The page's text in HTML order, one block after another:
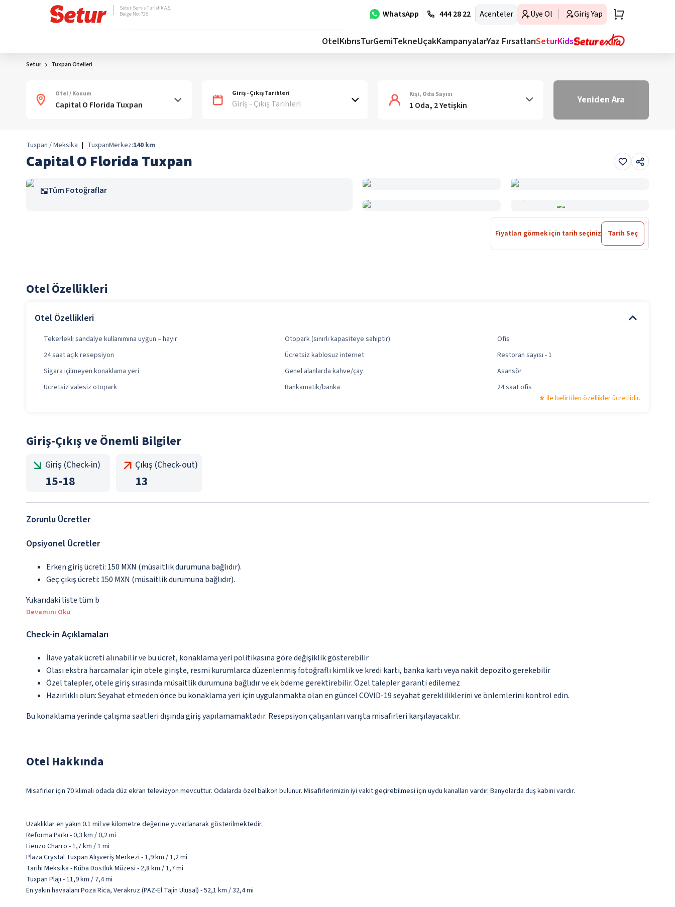
WhatsApp 444 28 22 Acenteler Üye Ol Giriş Yap
Setur Servis Turistik A.Ş.
Belge No: 728
OtelKıbrısTurGemiTekneUçakKampanyalarYaz FırsatlarıSeturKids
Setur Tuxpan Otelleri
Otel / Konum Giriş - Çıkış Tarihleri
Giriş - Çıkış Tarihleri
Kişi, Oda Sayısı
1 Oda, 2 Yetişkin Yeniden Ara
Tuxpan / Meksika | TuxpanMerkez:140 km
Capital O Florida Tuxpan
Tüm Fotoğraflar
Fiyatları görmek için tarih seçiniz Tarih Seç
Otel Özellikleri
Otel Özellikleri
Tekerlekli sandalye kullanımına uygun – hayır Otopark (sınırlı kapasiteye sahiptir)
Ofis
24 saat açık resepsiyon
Ücretsiz kablosuz internet
Restoran sayısı - 1
Sigara içilmeyen konaklama yeri
Genel alanlarda kahve/çay
Asansör
Ücretsiz valesiz otopark
Bankamatik/banka
24 saat ofis
ile belirtilen özellikler ücretlidir.
Giriş-Çıkış ve Önemli Bilgiler
Giriş (Check-in)
15-18
Çıkış (Check-out)
13
Zorunlu Ücretler
Opsiyonel Ücretler
Erken giriş ücreti: 150 MXN (müsaitlik durumuna bağlıdır).
Geç çıkış ücreti: 150 MXN (müsaitlik durumuna bağlıdır).
Yukarıdaki liste tüm b
Devamını Oku
Check-in Açıklamaları
İlave yatak ücreti alınabilir ve bu ücret, konaklama yeri politikasına göre değişiklik gösterebilir
Olası ekstra harcamalar için otele girişte, resmi kurumlarca düzenlenmiş fotoğraflı kimlik ve kredi kartı, banka kartı veya nakit depozito gerekebilir
Özel talepler, otele giriş sırasında müsaitlik durumuna bağlıdır ve ek ödeme gerektirebilir. Özel talepler garanti edilemez
Hazırlıklı olun: Seyahat etmeden önce bu konaklama yeri için uygulanmakta olan en güncel COVID-19 seyahat gerekliliklerini ve önlemlerini kontrol edin.
Bu konaklama yerinde çalışma saatleri dışında giriş yapılamamaktadır. Resepsiyon çalışanları varışta misafirleri karşılayacaktır.
Otel Hakkında
Misafirler için 70 klimalı odada düz ekran televizyon mevcuttur. Odalarda özel balkon bulunur. Misafirlerimizin iyi vakit geçirebilmesi için uydu kanalları vardır. Banyolarda duş kabini vardır.
Uzaklıklar en yakın 0.1 mil ve kilometre değerine yuvarlanarak gösterilmektedir.
Reforma Parkı - 0,3 km / 0,2 mi
Lienzo Charro - 1,7 km / 1 mi
Plaza Crystal Tuxpan Alışveriş Merkezi - 1,9 km / 1,2 mi
Tarihi Meksika - Küba Dostluk Müzesi - 2,8 km / 1,7 mi
Tuxpan Plajı - 11,9 km / 7,4 mi
En yakın havaalanı Poza Rica, Verakruz (PAZ-El Tajin Ulusal) - 52,1 km / 32,4 mi